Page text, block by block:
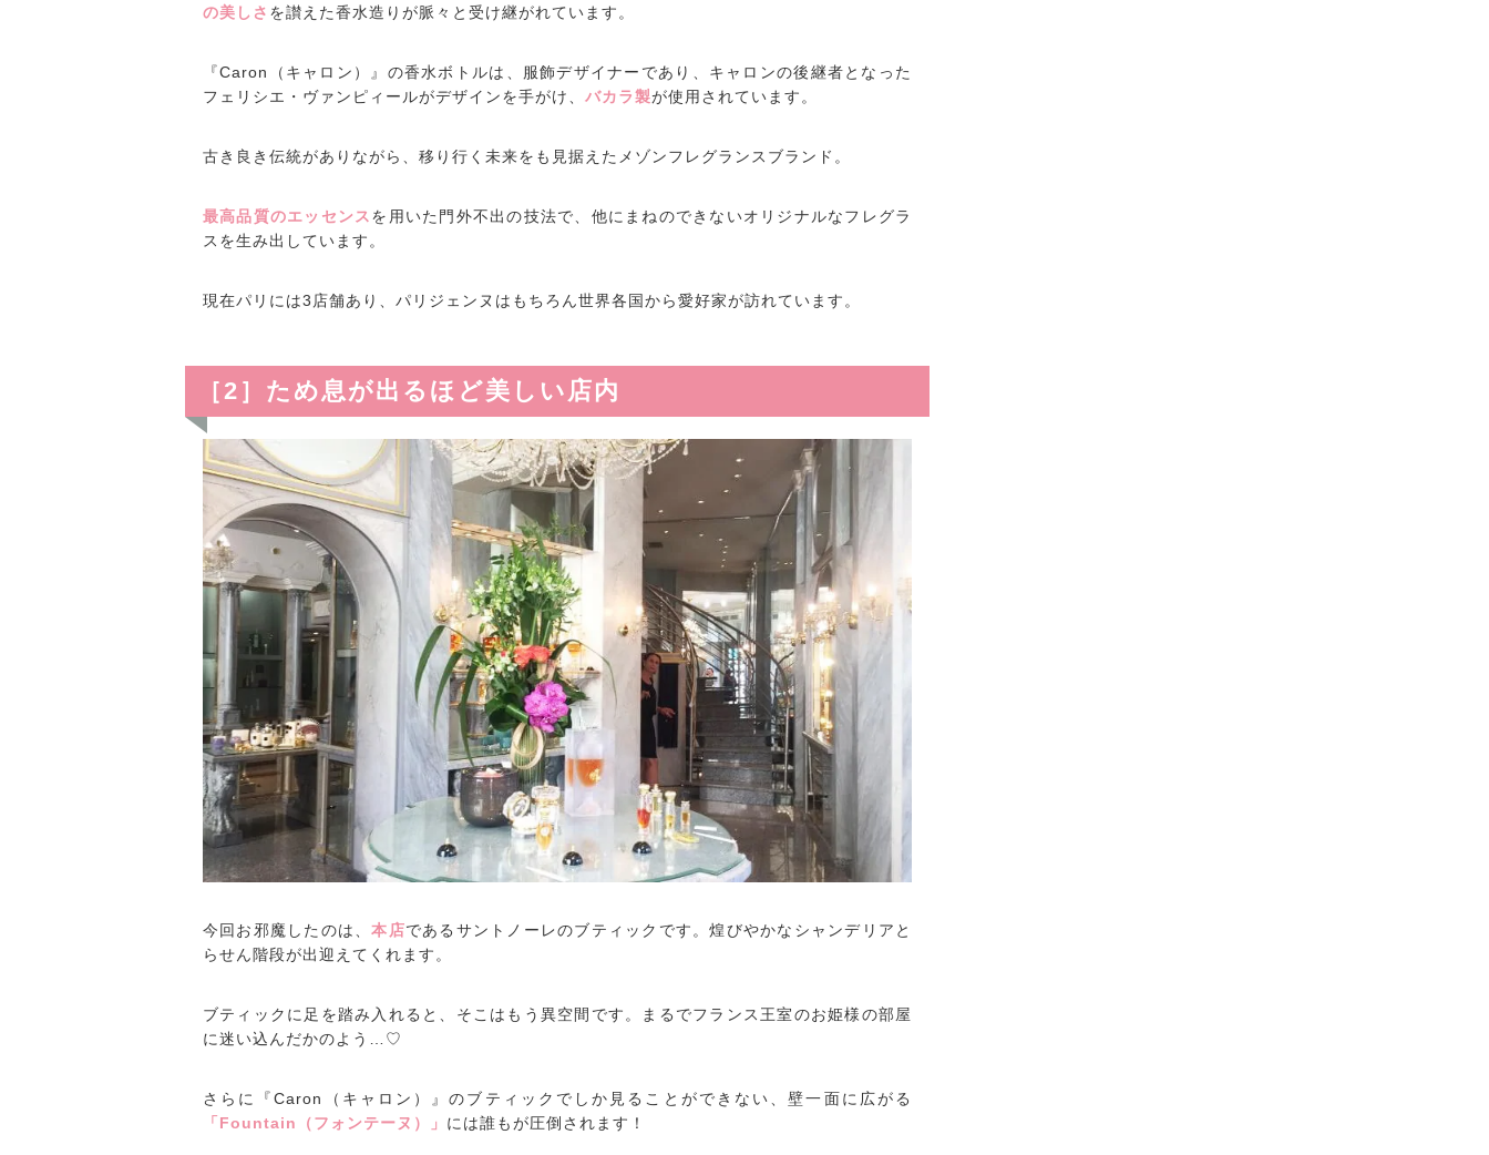
の美しさ を讃えた香水造りが脈々と受け継がれています。
『Caron（キャロン）』の香水ボトルは、服飾デザイナーであり、キャロンの後継者となった
フェリシエ・ヴァンピィールがデザインを手がけ、 バカラ製が使用されています。
古き良き伝統がありながら、移り行く未来をも見据えたメゾンフレグランスブランド。
最高品質のエッセンス を用いた門外不出の技法で、他にまねのできないオリジナルなフレグラ
スを生み出しています。
現在パリには3店舗あり、パリジェンヌはもちろん世界各国から愛好家が訪れています。
［2］ため息が出るほど美しい店内
今回お邪魔したのは、本店であるサントノーレのブティックです。煌びやかなシャンデリアと
らせん階段が出迎えてくれます。
ブティックに足を踏み入れると、そこはもう異空間です。まるでフランス王室のお姫様の部屋
に迷い込んだかのよう…♡
さらに『Caron（キャロン）』のブティックでしか見ることができない、壁一面に広がる
「Fountain（フォンテーヌ）」 には誰もが圧倒されます！